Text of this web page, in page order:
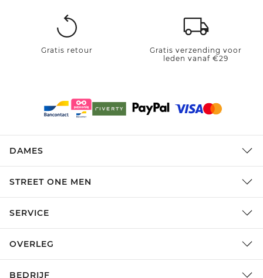
Gratis retour
Gratis verzending voor
leden vanaf €29
DAMES
STREET ONE MEN
SERVICE
OVERLEG
BEDRIJF